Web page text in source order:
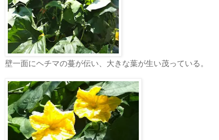
壁一面にヘチマの蔓が伝い、大きな葉が生い茂っている。